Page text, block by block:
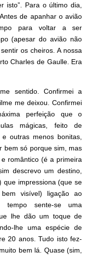
isto”. Para o último dia,
de apanhar o avião
para voltar a ser
(apesar do avião não
os cheiros. A nossa
Charles de Gaulle. Era
sentido. Confirmei a
me deixou. Confirmei
perfeição que o
mágicas, feito de
outras menos bonitas,
bem só porque sim, mas
romântico (é a primeira
descrevo um destino,
que impressiona (que se
visível) ligação ao
tempo sente-se uma
lhe dão um toque de
lhe uma espécie de
20 anos. Tudo isto fez-
bem lá. Quase (sim,